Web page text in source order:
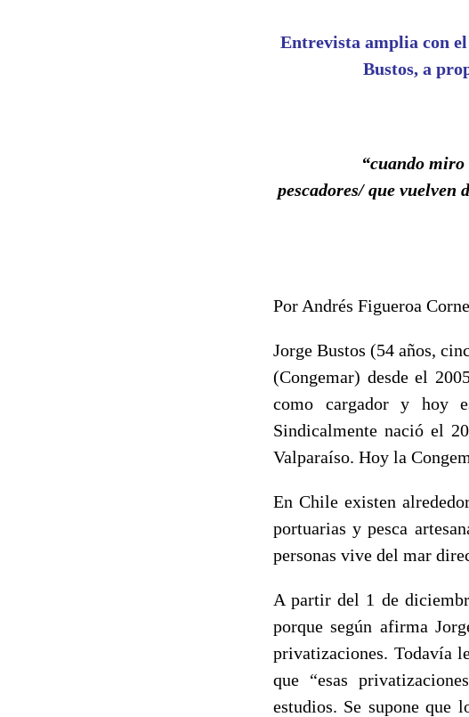
Entrevista amplia con
Bustos, a
“cuando
pescadores/ que
Por Andrés Figueroa
Jorge Bustos (54 años,
(Congemar) desde el
como cargador y hoy
Sindicalmente nació el
Valparaíso. Hoy la
En Chile existen
portuarias y pesca
personas vive del mar
A partir del 1 de
porque según afirma
privatizaciones. Todavía
que “esas
estudios. Se supone que